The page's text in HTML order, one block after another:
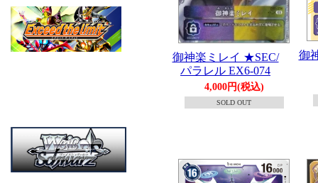
御神楽ミレイ ★SEC/
パラレル EX6-074
4,000円(税込)
SOLD OUT
御